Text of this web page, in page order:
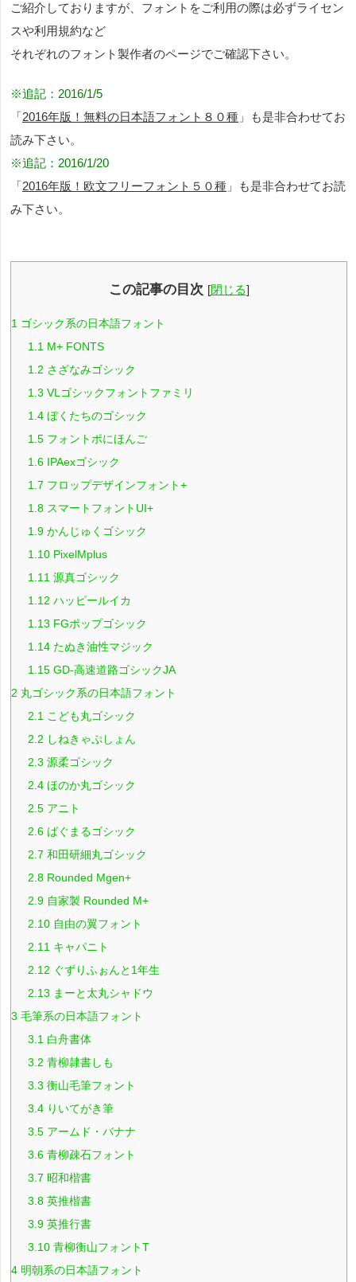
ご紹介しておりますが、フォントをご利用の際は必ずライセン
スや利用規約など
それぞれのフォント製作者のページでご確認下さい。
※追記：2016/1/5
「2016年版！無料の日本語フォント８０種 」も是非合わせてお
読み下さい。
※追記：2016/1/20
「2016年版！欧文フリーフォント５０種 」も是非合わせてお読
み下さい。
この記事の目次 [閉じる]
1 ゴシック系の日本語フォント
1.1 M+ FONTS
1.2 さざなみゴシック
1.3 VLゴシックフォントファミリ
1.4 ぼくたちのゴシック
1.5 フォントポにほんご
1.6 IPAexゴシック
1.7 フロップデザインフォント+
1.8 スマートフォントUI+
1.9 かんじゅくゴシック
1.10 PixelMplus
1.11 源真ゴシック
1.12 ハッピールイカ
1.13 FGポップゴシック
1.14 たぬき油性マジック
1.15 GD-高速道路ゴシックJA
2 丸ゴシック系の日本語フォント
2.1 こども丸ゴシック
2.2 しねきゃぷしょん
2.3 源柔ゴシック
2.4 ほのか丸ゴシック
2.5 アニト
2.6 ばぐまるゴシック
2.7 和田研細丸ゴシック
2.8 Rounded Mgen+
2.9 自家製 Rounded M+
2.10 自由の翼フォント
2.11 キャパニト
2.12 ぐずりふぉんと1年生
2.13 まーと太丸シャドウ
3 毛筆系の日本語フォント
3.1 白舟書体
3.2 青柳隷書しも
3.3 衡山毛筆フォント
3.4 りいてがき筆
3.5 アームド・バナナ
3.6 青柳疎石フォント
3.7 昭和楷書
3.8 英推楷書
3.9 英推行書
3.10 青柳衡山フォントT
4 明朝系の日本語フォント